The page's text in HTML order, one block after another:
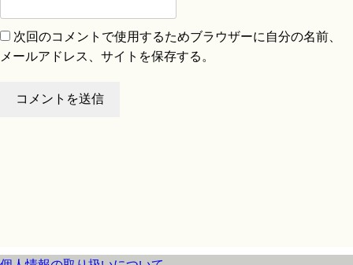
次回のコメントで使用するためブラウザーに自分の名前、
メールアドレス、サイトを保存する。